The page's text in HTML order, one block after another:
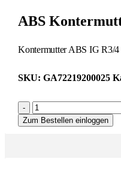
ABS
Kontermutter ABS IG R3/
SKU: GA72219200025
-
Zum Bestellen einloggen